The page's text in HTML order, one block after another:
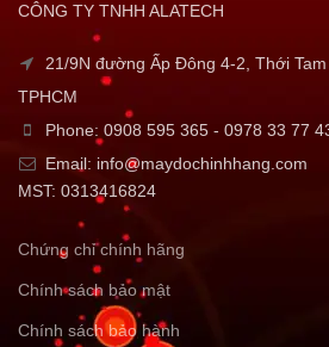
CÔNG TY TNHH ALATECH
21/9N đường Ấp Đông 4-2, Thới Tam
TPHCM
Phone: 0908 595 365 - 0978 33 77
Email: info@maydochinhhang.com
MST: 0313416824
Chứng chỉ chính hãng
Chính sách bảo mật
Chính sách bảo hành